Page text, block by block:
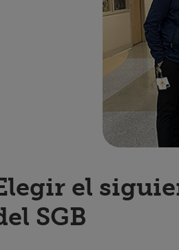
el
SGB